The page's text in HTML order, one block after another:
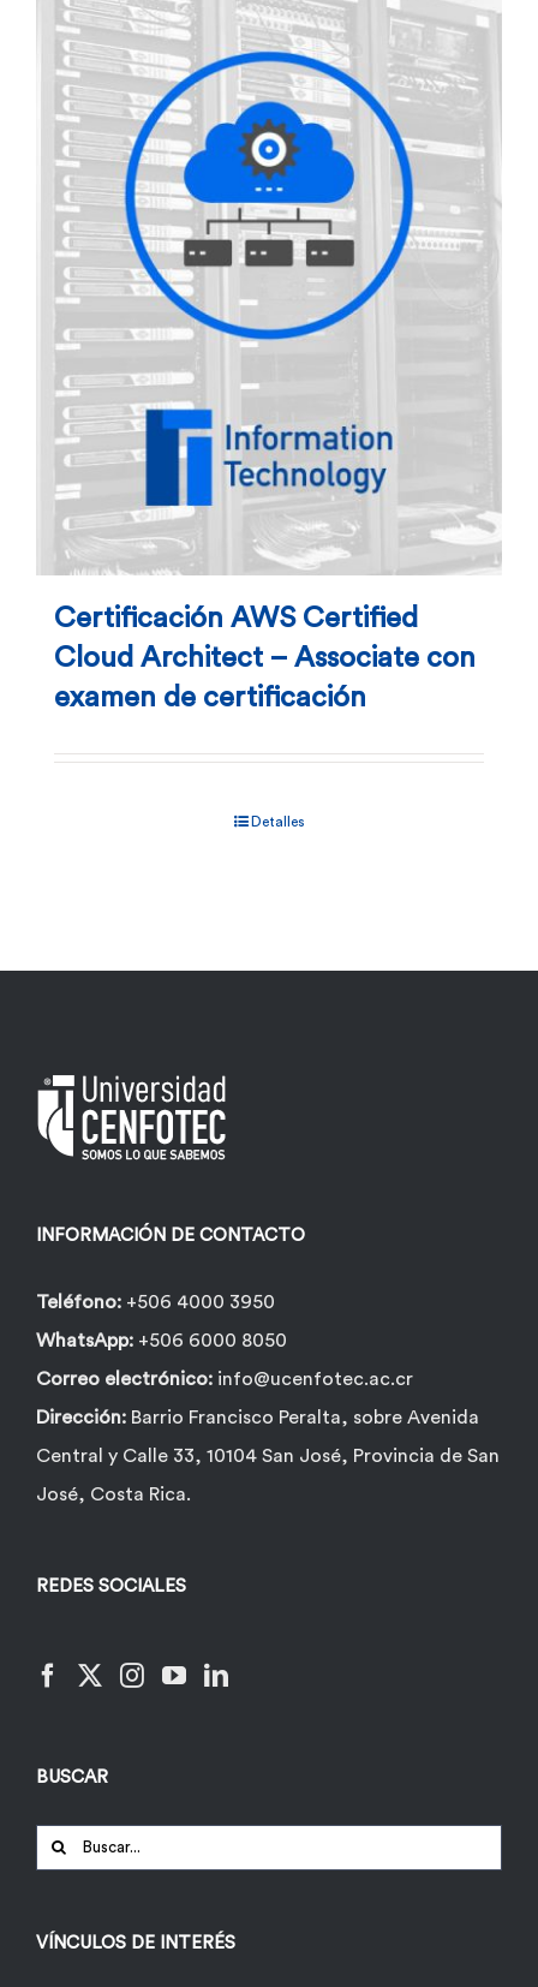
Certificación AWS Certified
Cloud Architect – Associate con
examen de certificación
Detalles
INFORMACIÓN DE CONTACTO
Teléfono: +506 4000 3950
WhatsApp: +506 6000 8050
Correo electrónico: info@ucenfotec.ac.cr
Dirección: Barrio Francisco Peralta, sobre Avenida
Central y Calle 33, 10104 San José, Provincia de San
José, Costa Rica.
REDES SOCIALES
BUSCAR
Buscar:
VÍNCULOS DE INTERÉS